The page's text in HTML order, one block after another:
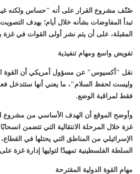
صُنّف مشروع القرار على أنه "حساس ولكنه
تبدأ المفاوضات بشأنه خلال أيام؛ بهدف
المقبلة، على أن يتم نشر أولى القوات في غزة
تفويض واسع ومهام تنفيذية
نقل "أكسيوس" عن مسؤول أمريكي أن القوة
وليست لحفظ السلام"، ما يعني أنها ستتدخل
فقط لمراقبة الوضع.
وأوضح الموقع أن الهدف الأساسي من مشروع
غزة خلال المرحلة الانتقالية التي تتضمن
الإسرائيلي من المناطق التي يحتلها في
السلطة الفلسطينية تمهيدًا لتوليها إدارة غزة
مهام القوة الدولية المقترحة